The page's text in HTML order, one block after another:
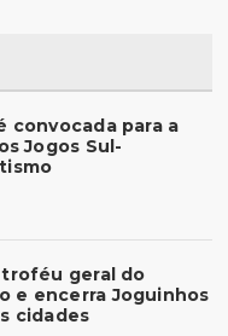
convocada para a
Jogos Sul-
geral do
e encerra Joguinhos
cidades